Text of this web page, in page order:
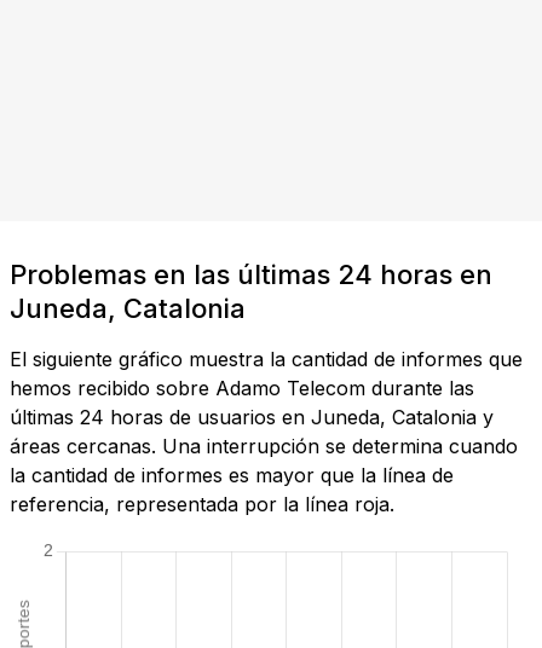
Problemas en las últimas 24 horas en
Juneda, Catalonia
El siguiente gráfico muestra la cantidad de informes que
hemos recibido sobre Adamo Telecom durante las
últimas 24 horas de usuarios en Juneda, Catalonia y
áreas cercanas. Una interrupción se determina cuando
la cantidad de informes es mayor que la línea de
referencia, representada por la línea roja.